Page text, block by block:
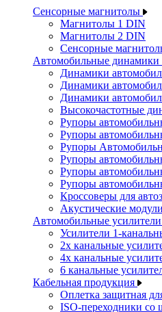
Сенсорные магнитолы
Магнитолы 1 DIN
Магнитолы 2 DIN
Сенсорные
Автомобильные динамики
Динамики
Динамики
Динамики
Высокочастотные
Рупоры
Рупоры
Рупоры
Рупоры
Рупоры
Рупоры
Кроссоверы для
Акустические
Автомобильные усилители
Усилители 1-
2х канальные
4х канальные
6 канальные
Кабельная продукция
Оплетка защитная
ISO-переходники со